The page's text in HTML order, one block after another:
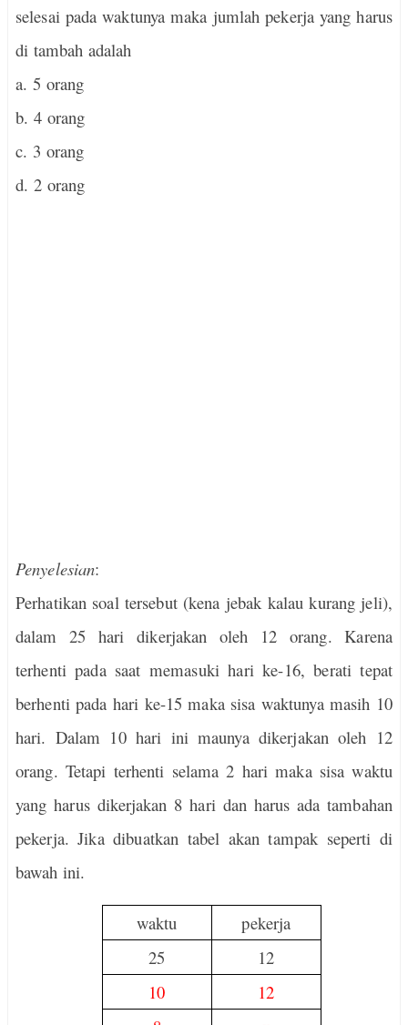
selesai pada waktunya maka jumlah pekerja yang harus
di tambah adalah
a. 5 orang
b. 4 orang
c. 3 orang
d. 2 orang
Penyelesian:
Perhatikan soal tersebut (kena jebak kalau kurang jeli),
dalam 25 hari dikerjakan oleh 12 orang. Karena
terhenti pada saat memasuki hari ke-16, berati tepat
berhenti pada hari ke-15 maka sisa waktunya masih 10
hari. Dalam 10 hari ini maunya dikerjakan oleh 12
orang. Tetapi terhenti selama 2 hari maka sisa waktu
yang harus dikerjakan 8 hari dan harus ada tambahan
pekerja. Jika dibuatkan tabel akan tampak seperti di
bawah ini.
waktu
pekerja
25
12
10
12